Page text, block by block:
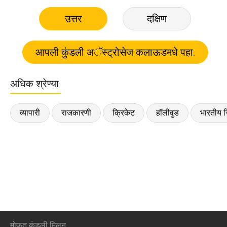
उत्तर दक्षिण
अधिक श्रेण्या
व्यापारी राजकारणी क्रिकेट हॉलीवुड भारतीय